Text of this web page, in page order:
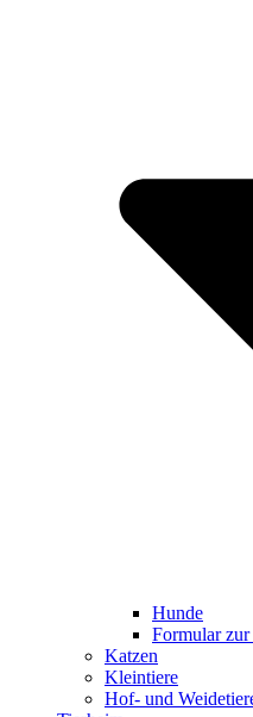
Hunde
Formular
Katzen
Kleintiere
Hof- und